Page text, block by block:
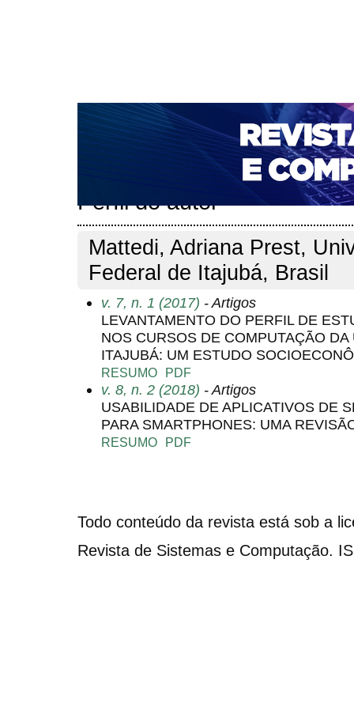
CAPA SOBRE ACESSO CADASTRO
NOTÍCIAS
PORTAL DE REVISTAS DA UNIFACS
PARA AVALIADORES
NOVA SUBMISSÃO
Perfil do autor
Mattedi, Adriana Prest,
Federal de Itajubá, Brasil
v. 7, n. 1 (2017) - Artigos
LEVANTAMENTO DO PERFIL DE
NOS CURSOS DE COMPUTAÇÃO
ITAJUBÁ: UM ESTUDO
RESUMO PDF
v. 8, n. 2 (2018) - Artigos
USABILIDADE DE APLICATIVOS DE
PARA SMARTPHONES: UMA
RESUMO PDF
Todo conteúdo da revista está sob a
Revista de Sistemas e Computação.